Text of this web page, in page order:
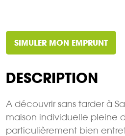
SIMULER MON EMPRUNT
DESCRIPTION
A découvrir sans tarder à
maison individuelle pleine
particulièrement bien